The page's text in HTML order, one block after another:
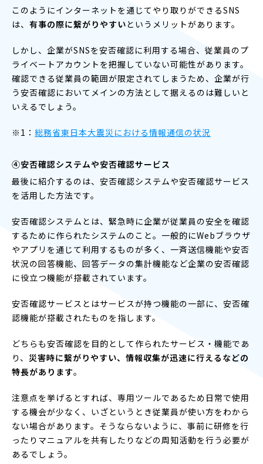
このようにインターネットを通じてやり取りができるSNS
は、 有事の際に繋がりやすいというメリットがあります。
しかし、企業がSNSを安否確認に利用する場合、従業員のプ
ライベートアカウントを把握していない可能性があります。
確認できる従業員の範囲が限定されてしまうため、企業が行
う安否確認においてメインの方法として据えるのは難しいと
いえるでしょう。
※1： 総務省東日本大震災における情報通信の状況
④安否確認システムや安否確認サービス
最後に紹介するのは、安否確認システムや安否確認サービス
を活用した方法です。
安否確認システムとは、緊急時に企業が従業員の安全を確認
するために作られたシステムのこと。一般的にWebブラウザ
やアプリを通じて利用するものが多く、一斉送信機能や安否
状況の回答機能、回答データの集計機能など企業の安否確認
に役立つ機能が搭載されています。
安否確認サービスとはサービスが持つ機能の一部に、安否確
認機能が搭載されたものを指します。
どちらも安否確認を目的として作られたサービス・機能であ
り、 災害時に繋がりやすい、情報収集が迅速に行えるなどの
特長があります。
注意点を挙げるとすれば、専用ツールであるため日常で使用
する機会が少なく、いざというとき従業員が使い方をわから
ない場合があります。そうならないように、事前に研修を行
ったりマニュアルを共有したりなどの周知活動を行う必要が
あるでしょう。